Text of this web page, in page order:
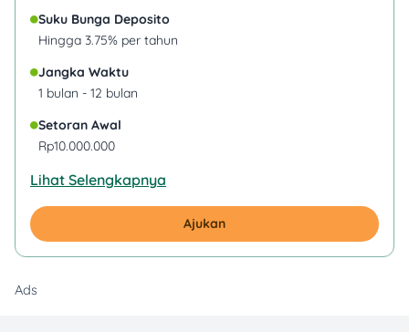
Suku Bunga Deposito
Hingga 3.75% per tahun
Jangka Waktu
1 bulan - 12 bulan
Setoran Awal
Rp10.000.000
Lihat Selengkapnya
Ajukan
Ads